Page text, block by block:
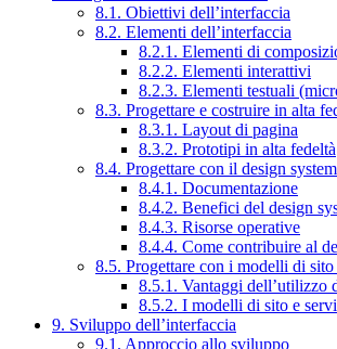
8.1. Obiettivi dell’interfaccia
8.2. Elementi dell’interfaccia
8.2.1. Elementi di
8.2.2. Elementi interattivi
8.2.3. Elementi testuali
8.3. Progettare e costruire in alta
8.3.1. Layout di pagina
8.3.2. Prototipi in alta fedeltà
8.4. Progettare con il design
8.4.1. Documentazione
8.4.2. Benefici del design
8.4.3. Risorse operative
8.4.4. Come contribuire al
8.5. Progettare con i modelli di sito
8.5.1. Vantaggi dell’utilizzo
8.5.2. I modelli di sito e
9. Sviluppo dell’interfaccia
9.1. Approccio allo sviluppo